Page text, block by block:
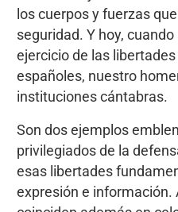
los cuerpos y fuerzas
seguridad. Y hoy,
ejercicio de las
españoles, nuestro
instituciones cántabras.
Son dos ejemplos
privilegiados de la
esas libertades
expresión e